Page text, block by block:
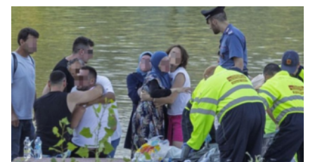
преработувачката индустрија, наведува министерката,
растот изнесува […]